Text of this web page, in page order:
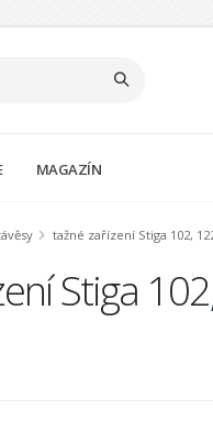
MAGAZÍN
tažné zařízení Stiga 102,
Stiga